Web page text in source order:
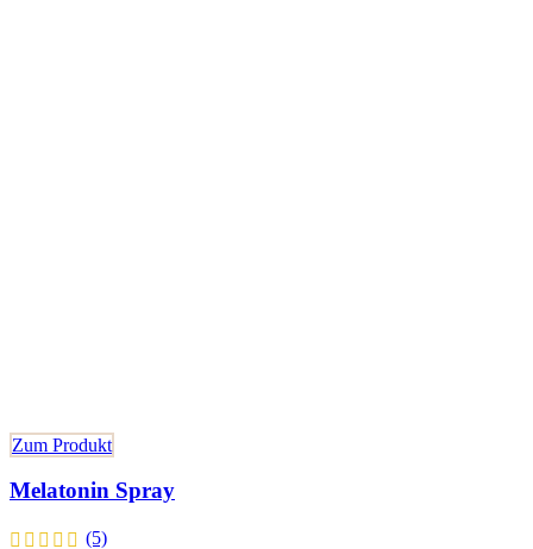
Zum Produkt
Melatonin Spray
(5)